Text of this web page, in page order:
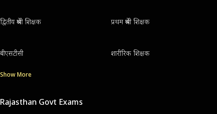
द्वितीय श्रेणी शिक्षक प्रथम श्रेणी शिक्षक
बीएसटीसी शारीरिक शिक्षक
Show More
Rajasthan Govt Exams